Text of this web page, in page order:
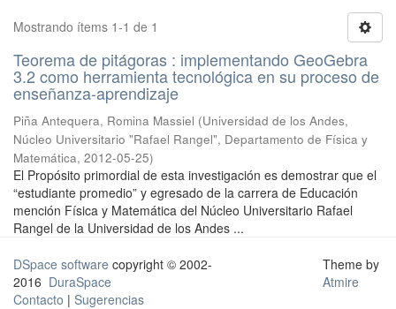
Mostrando ítems 1-1 de 1
Teorema de pitágoras : implementando GeoGebra
3.2 como herramienta tecnológica en su proceso de
enseñanza-aprendizaje
Piña Antequera, Romina Massiel (Universidad de los Andes,
Núcleo Universitario "Rafael Rangel", Departamento de Física y
Matemática, 2012-05-25)
El Propósito primordial de esta investigación es demostrar que el
“estudiante promedio” y egresado de la carrera de Educación
mención Física y Matemática del Núcleo Universitario Rafael
Rangel de la Universidad de los Andes ...
DSpace software copyright © 2002-
2016 DuraSpace
Contacto | Sugerencias
Theme by
Atmire